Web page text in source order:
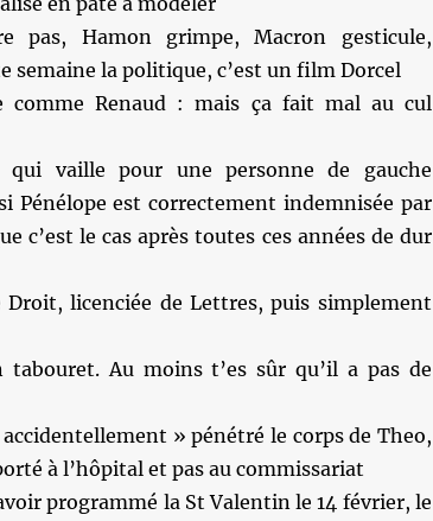
Hamon grimpe, Macron gesticule,
semaine la politique, c’est un film Dorcel
Renaud : mais ça fait mal au cul
vaille pour une personne de gauche
Pénélope est correctement indemnisée par
c’est le cas après toutes ces années de dur
Droit, licenciée de Lettres, puis simplement
Au moins t’es sûr qu’il a pas de
» pénétré le corps de Theo,
à l’hôpital et pas au commissariat
programmé la St Valentin le 14 février, le